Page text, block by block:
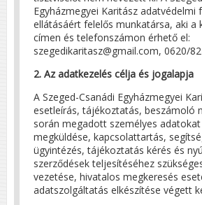
Egyházmegyei Karitász adatvédelmi
ellátásáért felelős munkatársa, aki a
címen és telefonszámon érhető el:
szegedikaritasz@gmail.com, 0620/
2. Az adatkezelés célja és jogalapja
A Szeged-Csanádi Egyházmegyei
esetleírás, tájékoztatás, beszámoló
során megadott személyes
megküldése, kapcsolattartás,
ügyintézés, tájékoztatás kérés és
szerződések teljesítéséhez
vezetése, hivatalos megkeresés
adatszolgáltatás elkészítése végett